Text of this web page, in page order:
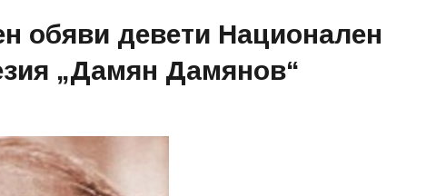
обяви девети Национален
„Дамян Дамянов“